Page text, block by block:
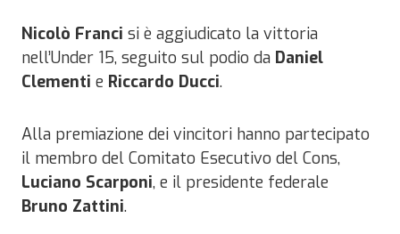
Nicolò Franci si è aggiudicato la vittoria
nell’Under 15, seguito sul podio da Daniel
Clementi e Riccardo Ducci.
Alla premiazione dei vincitori hanno partecipato
il membro del Comitato Esecutivo del Cons,
Luciano Scarponi, e il presidente federale
Bruno Zattini.